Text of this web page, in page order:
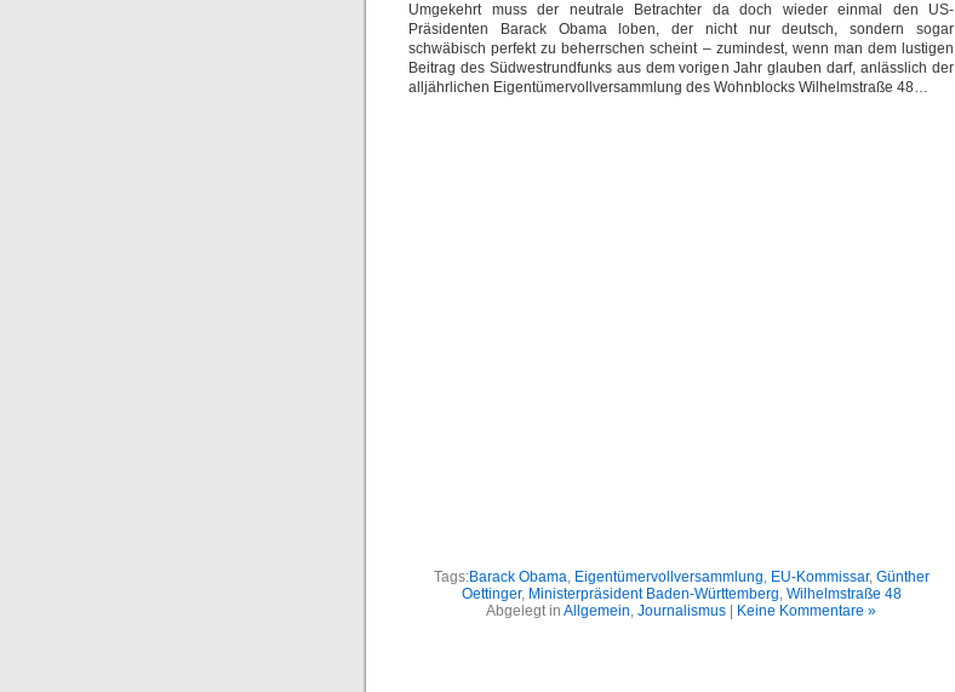
Umgekehrt muss der neutrale Betrachter da doch wieder einmal den US-
Präsidenten Barack Obama loben, der nicht nur deutsch, sondern sogar
schwäbisch perfekt zu beherrschen scheint – zumindest, wenn man dem lustigen
Beitrag des Südwestrundfunks aus dem vorigen Jahr glauben darf, anlässlich der
alljährlichen Eigentümervollversammlung des Wohnblocks Wilhelmstraße 48…
Tags:Barack Obama, Eigentümervollversammlung, EU-Kommissar, Günther
Oettinger, Ministerpräsident Baden-Württemberg, Wilhelmstraße 48
Abgelegt in Allgemein, Journalismus Keine Kommentare »